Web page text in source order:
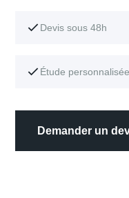
Devis sous 48h
Étude personnalisée
Demander un